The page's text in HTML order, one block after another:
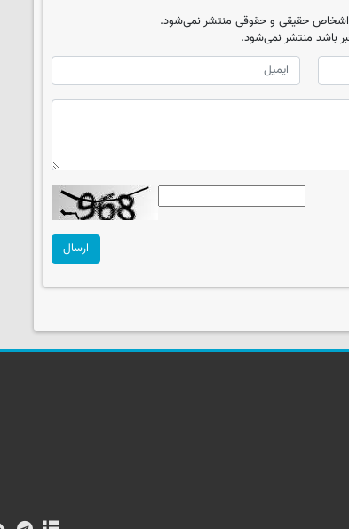
اشخاص حقیقی و حقوقی منتشر نمی‌شود.
باشد منتشر نمی‌شود.
ارسال